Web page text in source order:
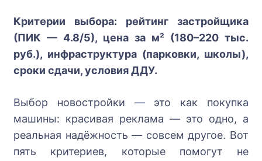
Критерии выбора: рейтинг застройщика
(ПИК — 4.8/5), цена за м² (180–220 тыс.
руб.), инфраструктура (парковки, школы),
сроки сдачи, условия ДДУ.
Выбор новостройки — это как покупка
машины: красивая реклама — это одно, а
реальная надёжность — совсем другое. Вот
пять критериев, которые помогут не